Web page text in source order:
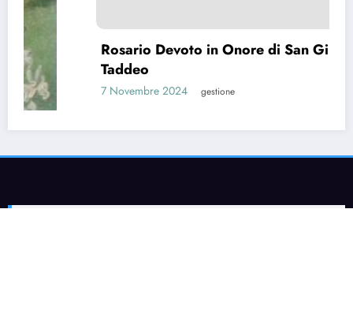
Rosario Devoto in Onore di San Giuda
Taddeo
7 Novembre 2024 gestione